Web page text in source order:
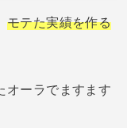
モテた実績を作る
オーラでますます